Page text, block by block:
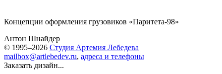
Концепции оформления грузовиков «Паритета-98»
Антон Шнайдер
© 1995–2026 Студия Артемия Лебедева
mailbox@artlebedev.ru, адреса и телефоны
Заказать дизайн...